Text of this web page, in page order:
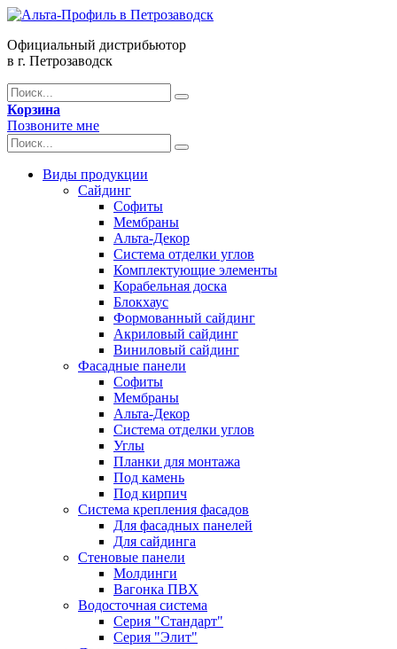
Официальный дистрибьютор
в г. Петрозаводск
Корзина
Позвоните мне
Виды продукции
Сайдинг
Софиты
Мембраны
Альта-Декор
Система отделки углов
Комплектующие элементы
Корабельная доска
Блокхаус
Формованный сайдинг
Акриловый сайдинг
Виниловый сайдинг
Фасадные панели
Софиты
Мембраны
Альта-Декор
Система отделки углов
Углы
Планки для монтажа
Под камень
Под кирпич
Система крепления фасадов
Для фасадных панелей
Для сайдинга
Стеновые панели
Молдинги
Вагонка ПВХ
Водосточная система
Серия "Стандарт"
Серия "Элит"